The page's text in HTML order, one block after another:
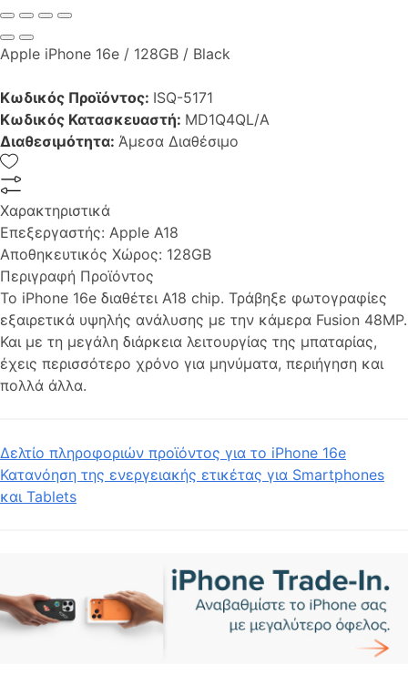
Apple iPhone 16e / 128GB / Black
Κωδικός Προϊόντος: ISQ-5171
Κωδικός Κατασκευαστή: MD1Q4QL/A
Διαθεσιμότητα: Άμεσα Διαθέσιμο
Χαρακτηριστικά
Επεξεργαστής: Apple A18
Αποθηκευτικός Χώρος: 128GB
Περιγραφή Προϊόντος
Το iPhone 16e διαθέτει A18 chip. Τράβηξε φωτογραφίες
εξαιρετικά υψηλής ανάλυσης με την κάμερα Fusion 48MP.
Και με τη μεγάλη διάρκεια λειτουργίας της μπαταρίας,
έχεις περισσότερο χρόνο για μηνύματα, περιήγηση και
πολλά άλλα.
Δελτίο πληροφοριών προϊόντος για το iPhone 16e
Κατανόηση της ενεργειακής ετικέτας για Smartphones
και Tablets